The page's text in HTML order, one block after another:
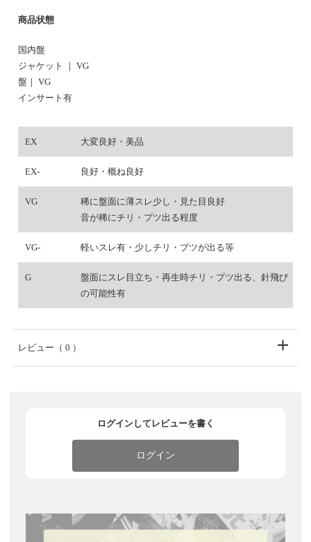
商品状態
国内盤
ジャケット ｜ VG
盤｜ VG
インサート有
EX 大変良好・美品
EX- 良好・概ね良好
VG
稀に盤面に薄スレ少し・見た目良好
音が稀にチリ・プツ出る程度
VG- 軽いスレ有・少しチリ・プツが出る等
G
盤面にスレ目立ち・再生時チリ・プツ出る、針飛び
の可能性有
レビュー （ 0 ）
ログインしてレビューを書く
ログイン